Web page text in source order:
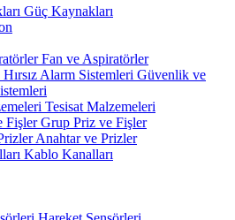
Güç Kaynakları
Fan ve Aspiratörler
Güvenlik ve
Tesisat Malzemeleri
Grup Priz ve Fişler
Anahtar ve Prizler
Kablo Kanalları